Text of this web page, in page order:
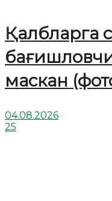
Қалбларга
маскан
04.08.2026
25